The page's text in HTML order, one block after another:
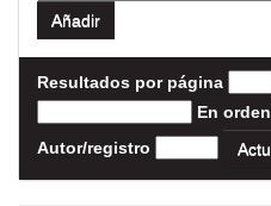
Resultados por página
En orden
Autor/registro